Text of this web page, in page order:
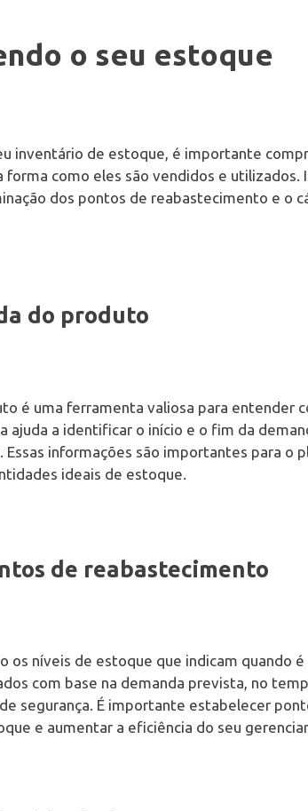
o seu estoque
inventário de estoque, é importante
como eles são vendidos e utilizados.
dos pontos de reabastecimento e o
do produto
é uma ferramenta valiosa para entender
ajuda a identificar o início e o fim da
informações são importantes para o
ideais de estoque.
de reabastecimento
os níveis de estoque que indicam quando
com base na demanda prevista, no
segurança. É importante estabelecer
e aumentar a eficiência do seu